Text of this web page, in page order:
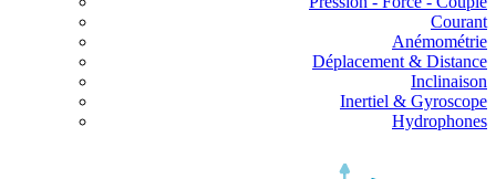
Courant
Anémométrie
Déplacement & Distance
Inclinaison
Inertiel & Gyroscope
Hydrophones